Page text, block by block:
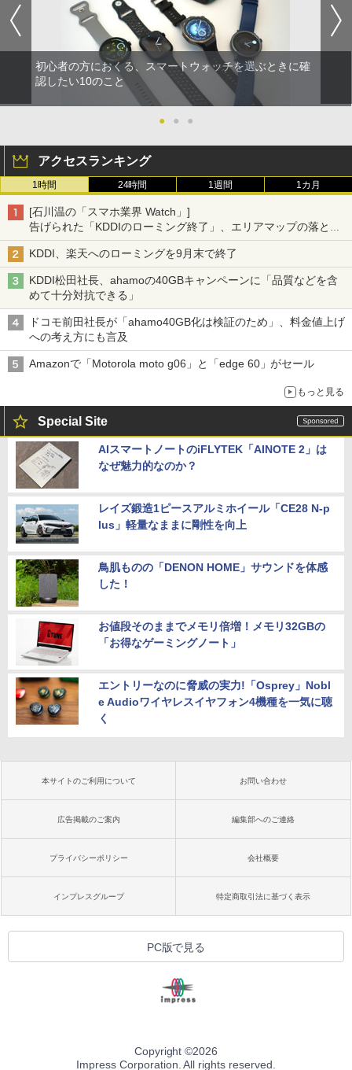
初心者の方におくる、スマートウォッチを選ぶときに確
認したい10のこと
● ● ●
アクセスランキング
1時間 24時間 1週間 1カ月
[石川温の「スマホ業界 Watch」]
告げられた「KDDIのローミング終了」、エリアマップの落とし
穴と楽天モバイルの課題
KDDI、楽天へのローミングを9月末で終了
KDDI松田社長、ahamoの40GBキャンペーンに「品質などを含
めて十分対抗できる」
ドコモ前田社長が「ahamo40GB化は検証のため」、料金値上げ
への考え方にも言及
Amazonで「Motorola moto g06」と「edge 60」がセール
もっと見る
Special Site
AIスマートノートのiFLYTEK「AINOTE 2」は
なぜ魅力的なのか？
レイズ鍛造1ピースアルミホイール「CE28 N-p
lus」軽量なままに剛性を向上
鳥肌ものの「DENON HOME」サウンドを体感
した！
お値段そのままでメモリ倍増！メモリ32GBの
「お得なゲーミングノート」
エントリーなのに脅威の実力!「Osprey」Nobl
e Audioワイヤレスイヤフォン4機種を一気に聴
く
本サイトのご利用について お問い合わせ
広告掲載のご案内 編集部へのご連絡
プライバシーポリシー 会社概要
インプレスグループ 特定商取引法に基づく表示
PC版で見る
Copyright ©2026
Impress Corporation. All rights reserved.